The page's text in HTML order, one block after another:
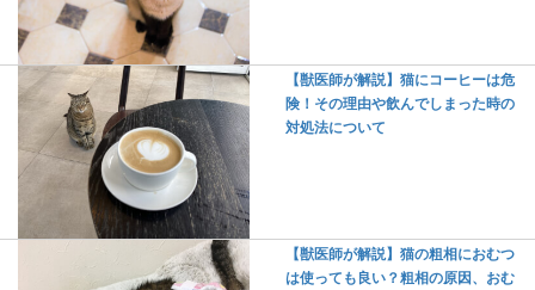
【獣医師が解説】猫にコーヒーは危
険！その理由や飲んでしまった時の
対処法について
【獣医師が解説】猫の粗相におむつ
は使っても良い？粗相の原因、おむ